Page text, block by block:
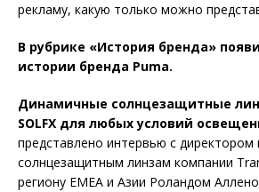
рекламу, какую только можно
В рубрике «История бренда»
истории бренда Puma.
Динамичные солнцезащитные
SOLFX для любых условий
представлено интервью с директором
солнцезащитным линзам компании
региону EMEA и Азии Роландом